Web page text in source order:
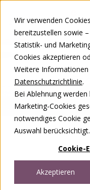
Wir verwenden
bereitzustellen sowie
Statistik- und
Cookies akzeptieren
Weitere
Datenschutzrichtlinie.
Bei Ablehnung
Marketing-Cookies
notwendiges Cookie
Auswahl berücksichtigt.
Cookie-
Akzeptieren
DEFR
Open menu